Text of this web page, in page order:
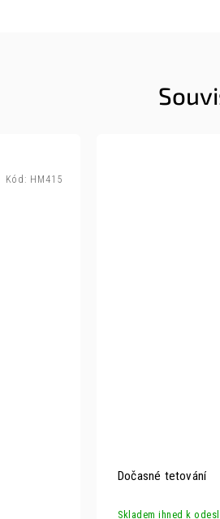
Kód: HM415
Dočasné tetování
Skladem ihned k